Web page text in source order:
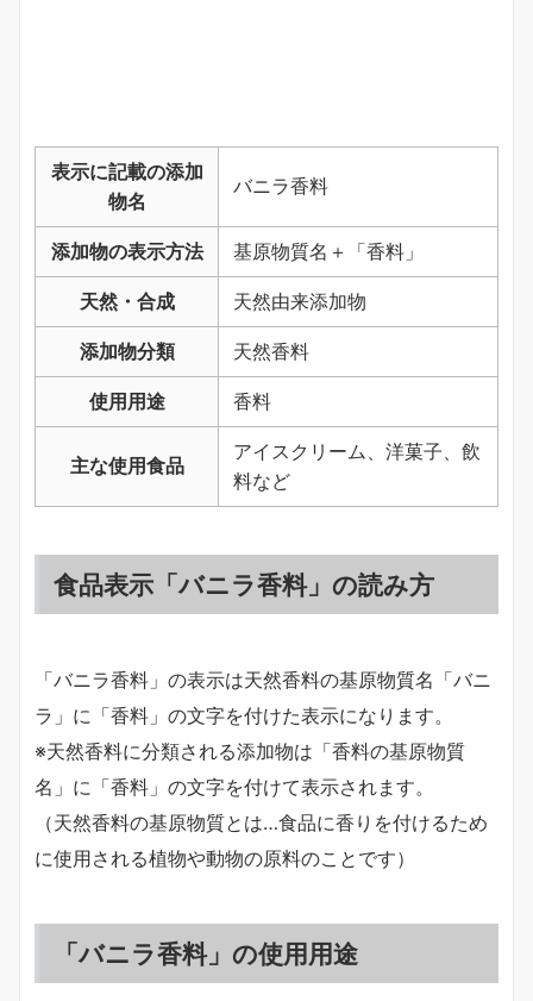
表示に記載の添加
物名
バニラ香料
添加物の表示方法 基原物質名＋「香料」
天然・合成 天然由来添加物
添加物分類 天然香料
使用用途 香料
主な使用食品
アイスクリーム、洋菓子、飲
料など
食品表示「バニラ香料」の読み方
「バニラ香料」の表示は天然香料の基原物質名「バニ
ラ」に「香料」の文字を付けた表示になります。
※天然香料に分類される添加物は「香料の基原物質
名」に「香料」の文字を付けて表示されます。
（天然香料の基原物質とは…食品に香りを付けるため
に使用される植物や動物の原料のことです）
「バニラ香料」の使用用途